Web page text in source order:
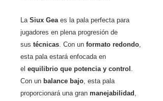
La Siux Geaes la pala perfecta para
jugadores en plena progresión de
sus técnicas. Con un formato redondo,
esta pala estará enfocada en
el equilibrio que potencia y control .
Con un balance bajo, esta pala
proporcionará una gran manejabilidad ,